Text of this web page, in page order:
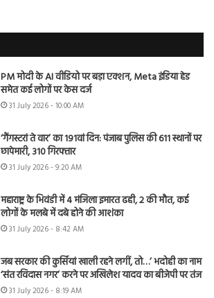
PM मोदी के AI वीडियो पर बड़ा एक्शन, Meta इंडिया हेड
समेत कई लोगों पर केस दर्ज
31 July 2026 - 10:00 AM
‘गैंगस्टरां ते वार’ का 191वां दिन: पंजाब पुलिस की 611 स्थानों पर
छापेमारी, 310 गिरफ्तार
31 July 2026 - 9:20 AM
महाराष्ट्र के भिवंडी में 4 मंजिला इमारत ढही, 2 की मौत, कई
लोगों के मलबे में दबे होने की आशंका
31 July 2026 - 8:42 AM
जब सरकार की कुर्सियां खाली रहने लगीं, तो…’ भदोही का नाम
‘संत रविदास नगर’ करने पर अखिलेश यादव का बीजेपी पर तंज
31 July 2026 - 8:19 AM